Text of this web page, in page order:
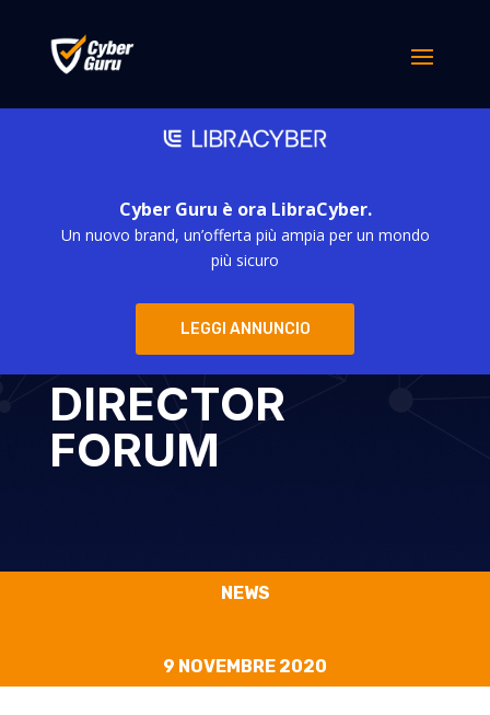
Cyber Guru è ora LibraCyber.
Un nuovo brand, un’offerta più ampia per un mondo
più sicuro
LEGGI ANNUNCIO
Cyber Guru
partecipa al
RICHMOND IT
DIRECTOR
FORUM
NEWS
9 NOVEMBRE 2020